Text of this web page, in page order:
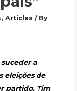
, Articles / By
a
eleições de
partido, Tim